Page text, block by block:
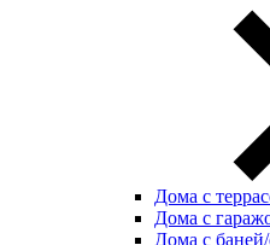
Дома с
Дома с
Дома с